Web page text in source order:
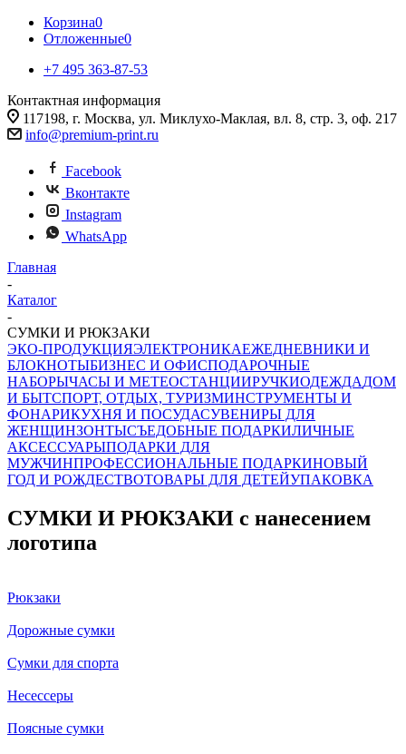
Корзина0
Отложенные0
+7 495 363-87-53
Контактная информация
117198, г. Москва, ул. Миклухо-Маклая, вл. 8, стр. 3, оф. 217
info@premium-print.ru
Facebook
Вконтакте
Instagram
WhatsApp
Главная
-
Каталог
-
СУМКИ И РЮКЗАКИ
ЭКО-ПРОДУКЦИЯЭЛЕКТРОНИКАЕЖЕДНЕВНИКИ И
БЛОКНОТЫБИЗНЕС И ОФИСПОДАРОЧНЫЕ
НАБОРЫЧАСЫ И МЕТЕОСТАНЦИИРУЧКИОДЕЖДАДОМ
И БЫТСПОРТ, ОТДЫХ, ТУРИЗМИНСТРУМЕНТЫ И
ФОНАРИКУХНЯ И ПОСУДАСУВЕНИРЫ ДЛЯ
ЖЕНЩИНЗОНТЫСЪЕДОБНЫЕ ПОДАРКИЛИЧНЫЕ
АКСЕССУАРЫПОДАРКИ ДЛЯ
МУЖЧИНПРОФЕССИОНАЛЬНЫЕ ПОДАРКИНОВЫЙ
ГОД И РОЖДЕСТВОТОВАРЫ ДЛЯ ДЕТЕЙУПАКОВКА
СУМКИ И РЮКЗАКИ с нанесением
логотипа
Рюкзаки
Дорожные сумки
Сумки для спорта
Несессеры
Поясные сумки